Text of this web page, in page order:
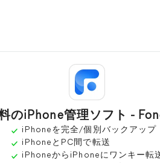
のiPhone管理ソフト -
iPhoneを完全/個別バックアップ
iPhoneとPC間で転送
iPhoneからiPhoneにワンキー転